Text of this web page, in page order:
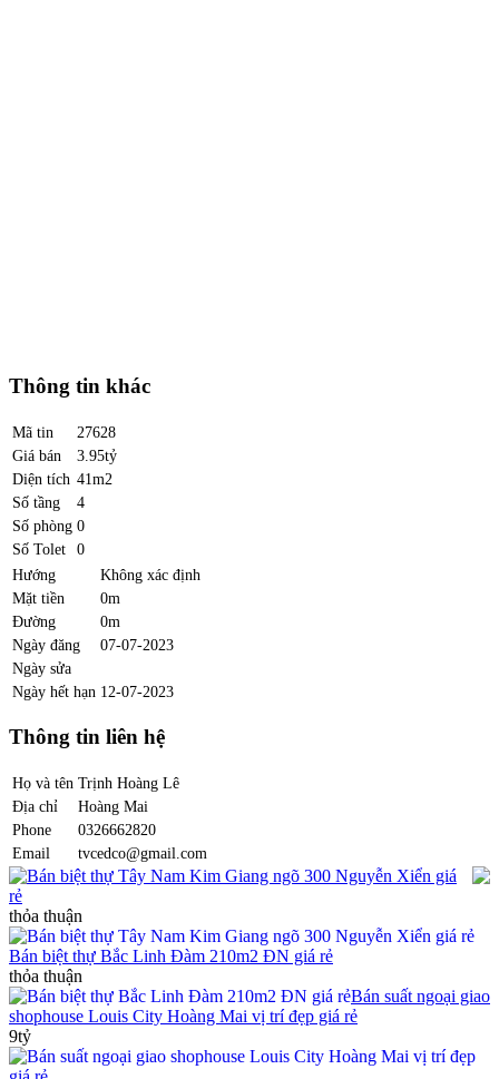
Thông tin khác
Mã tin
27628
Giá bán
3.95tỷ
Diện tích 41m2
Số tầng
4
Số phòng 0
Số Tolet
0
Hướng
Không xác định
Mặt tiền
0m
Đường
0m
Ngày đăng
07-07-2023
Ngày sửa
Ngày hết hạn 12-07-2023
Thông tin liên hệ
Họ và tên Trịnh Hoàng Lê
Địa chỉ
Hoàng Mai
Phone
0326662820
Email
tvcedco@gmail.com
Bán biệt thự Tây Nam Kim Giang ngõ 300 Nguyễn Xiển giá
rẻ
thỏa thuận
Bán biệt thự Bắc Linh Đàm 210m2 ĐN giá rẻ
thỏa thuận
Bán suất ngoại giao
shophouse Louis City Hoàng Mai vị trí đẹp giá rẻ
9tỷ